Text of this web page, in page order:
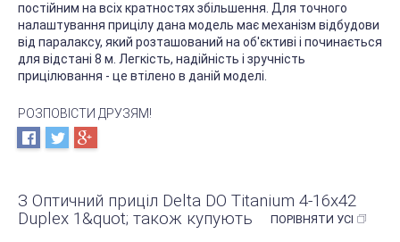
постійним на всіх кратностях збільшення. Для точного
налаштування прицілу дана модель має механізм відбудови
від паралаксу, який розташований на об'єктиві і починається
для відстані 8 м. Легкість, надійність і зручність
прицілювання - це втілено в даній моделі.
РОЗПОВІСТИ ДРУЗЯМ!
З Оптичний приціл Delta DO Titanium 4-16x42
Duplex 1&quot; також купують
ПОРІВНЯТИ УСІ